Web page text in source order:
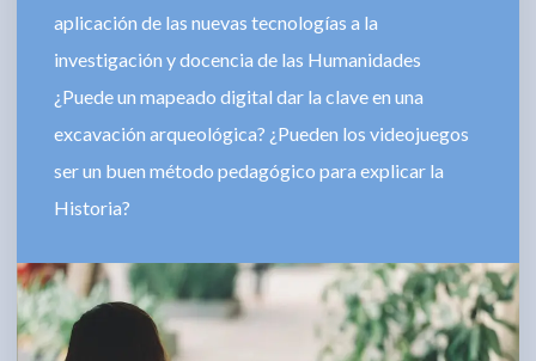
aplicación de las nuevas tecnologías a la
investigación y docencia de las Humanidades
¿Puede un mapeado digital dar la clave en una
excavación arqueológica? ¿Pueden los videojuegos
ser un buen método pedagógico para explicar la
Historia?